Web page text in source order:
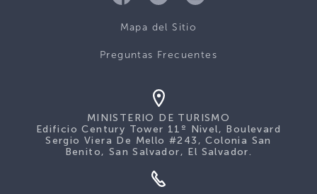
Mapa del Sitio
Preguntas Frecuentes
MINISTERIO DE TURISMO
Edificio Century Tower 11º Nivel, Boulevard
Sergio Viera De Mello #243, Colonia San
Benito, San Salvador, El Salvador.